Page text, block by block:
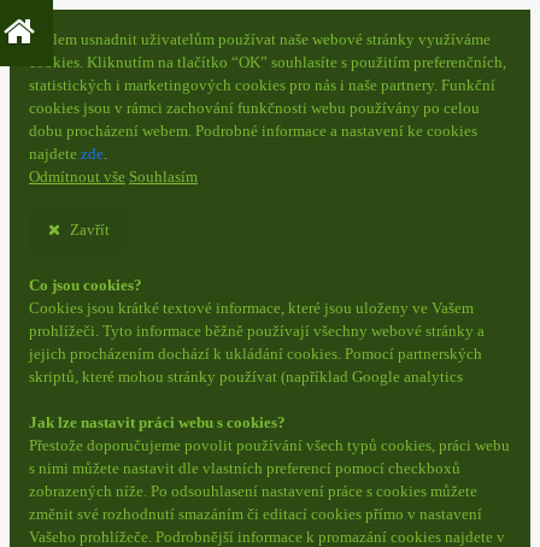
S cílem usnadnit uživatelům používat naše webové stránky využíváme
cookies. Kliknutím na tlačítko “OK” souhlasíte s použitím preferenčních,
statistických i marketingových cookies pro nás i naše partnery. Funkční
cookies jsou v rámci zachování funkčnosti webu používány po celou
dobu procházení webem. Podrobné informace a nastavení ke cookies
najdete zde.
Odmítnout vše Souhlasím
Zavřít
Co jsou cookies?
Cookies jsou krátké textové informace, které jsou uloženy ve Vašem
prohlížeči. Tyto informace běžně používají všechny webové stránky a
jejich procházením dochází k ukládání cookies. Pomocí partnerských
skriptů, které mohou stránky používat (například Google analytics
Jak lze nastavit práci webu s cookies?
Přestože doporučujeme povolit používání všech typů cookies, práci webu
s nimi můžete nastavit dle vlastních preferencí pomocí checkboxů
zobrazených níže. Po odsouhlasení nastavení práce s cookies můžete
změnit své rozhodnutí smazáním či editací cookies přímo v nastavení
Vašeho prohlížeče. Podrobnější informace k promazání cookies najdete v